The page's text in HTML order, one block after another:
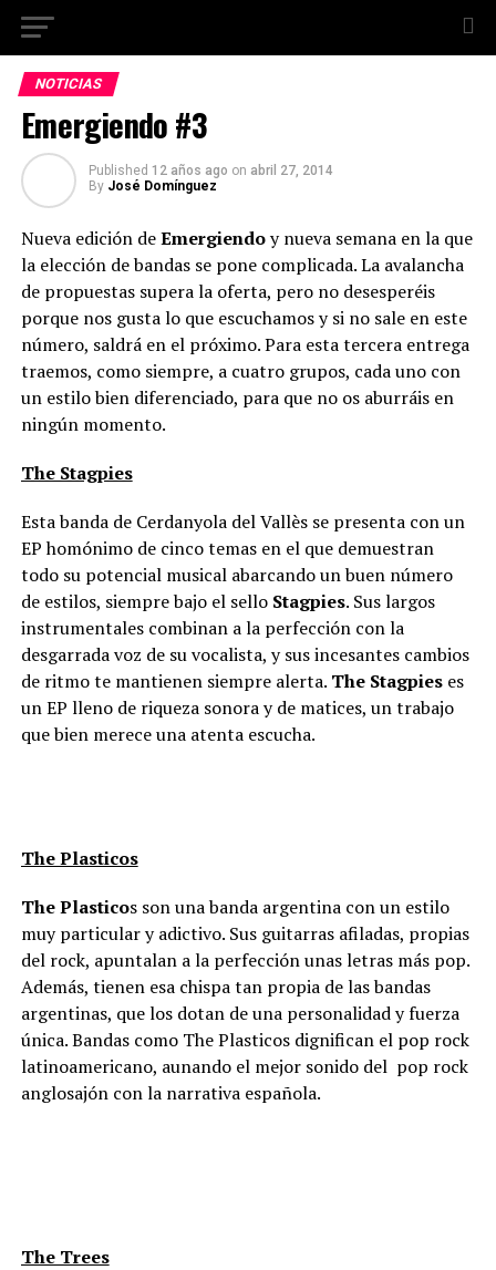
NOTICIAS
Emergiendo #3
Published 12 años ago on abril 27, 2014
By José Domínguez
Nueva edición deEmergiendoy nueva semana en la que
la elección de bandas se pone complicada. La avalancha
de propuestas supera la oferta, pero no desesperéis
porque nos gusta lo que escuchamos y si no sale en este
número, saldrá en el próximo. Para esta tercera entrega
traemos, como siempre, a cuatro grupos, cada uno con
un estilo bien diferenciado, para que no os aburráis en
ningún momento.
The Stagpies
Esta banda de Cerdanyola del Vallès se presenta con un
EP homónimo de cinco temas en el que demuestran
todo su potencial musical abarcando un buen número
de estilos, siempre bajo el sello Stagpies. Sus largos
instrumentales combinan a la perfección con la
desgarrada voz de su vocalista, y sus incesantes cambios
de ritmo te mantienen siempre alerta. The Stagpieses
un EP lleno de riqueza sonora y de matices, un trabajo
que bien merece una atenta escucha.
The Plasticos
The Plasticos son una banda argentina con un estilo
muy particular y adictivo. Sus guitarras afiladas, propias
del rock, apuntalan a la perfección unas letras más pop.
Además, tienen esa chispa tan propia de las bandas
argentinas, que los dotan de una personalidad y fuerza
única. Bandas como The Plasticos dignifican el pop rock
latinoamericano, aunando el mejor sonido del pop rock
anglosajón con la narrativa española.
The Trees